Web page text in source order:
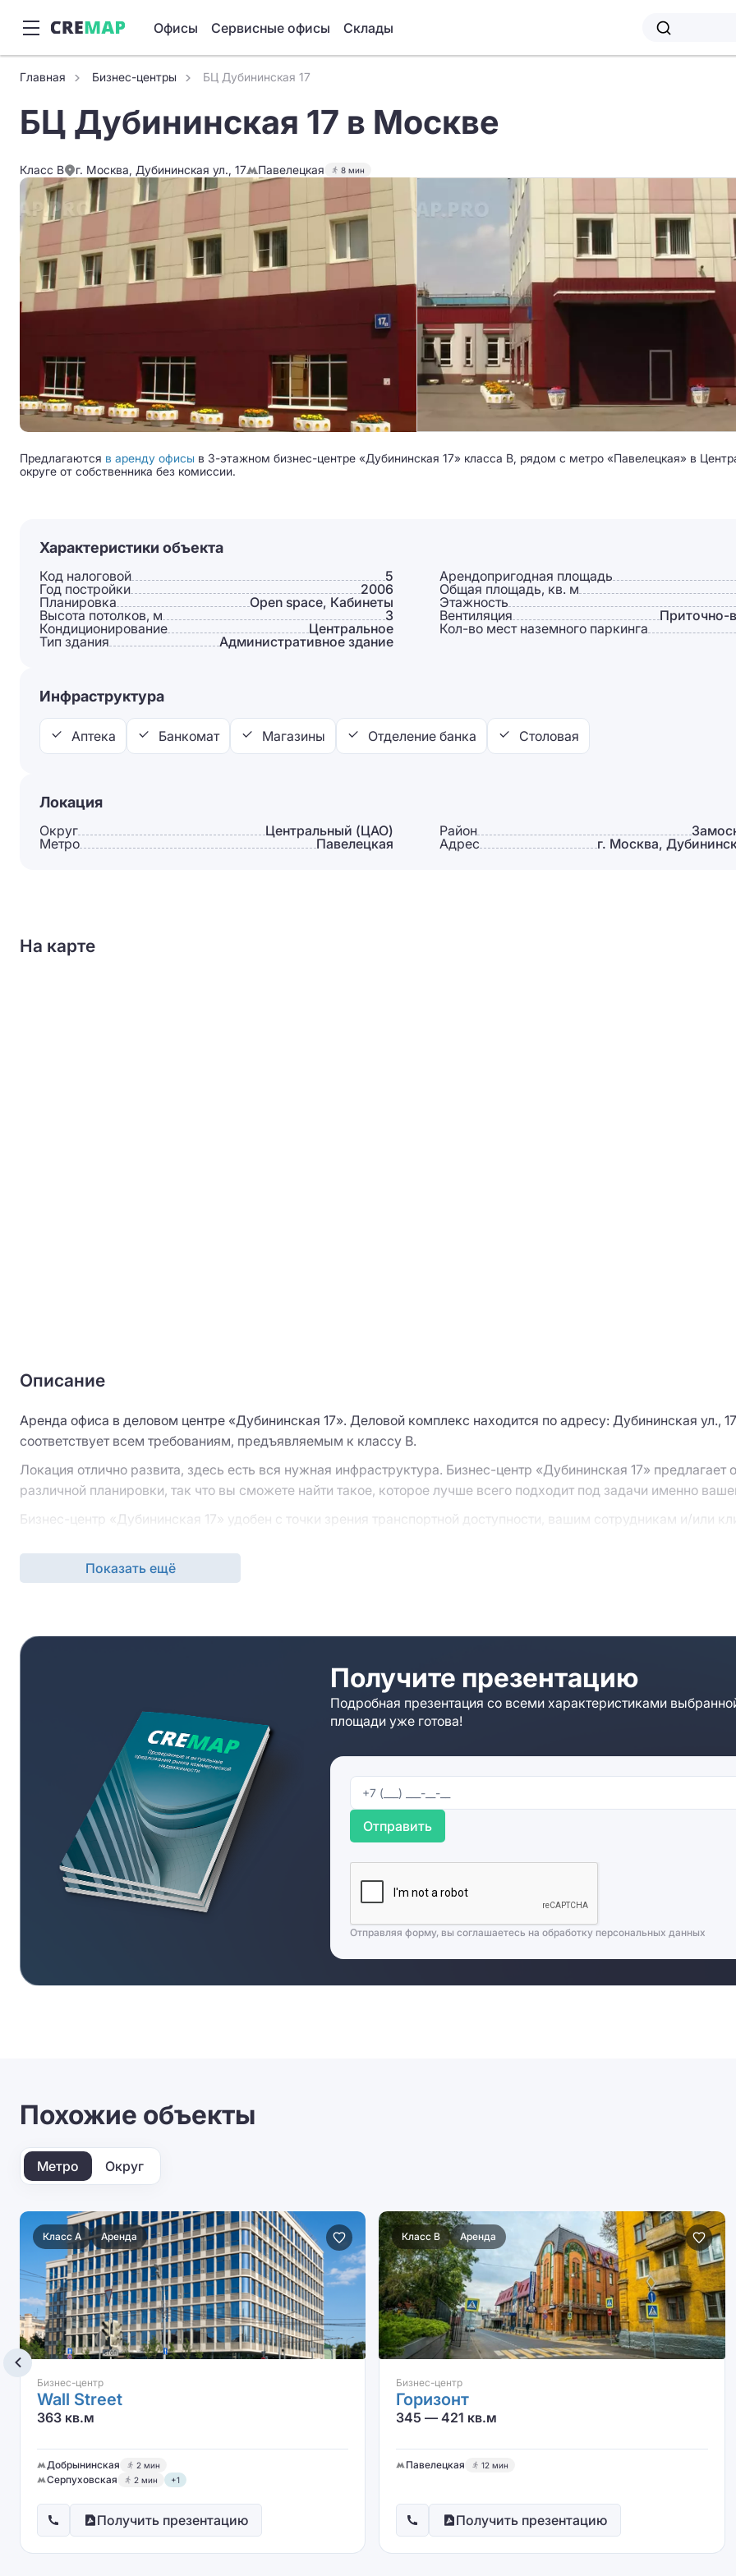
Офисы Сервисные офисы Склады
Главная Бизнес-центры БЦ Дубининская 17
БЦ Дубининская 17 в Москве
Класс B г. Москва, Дубининская ул., 17 Павелецкая 8 мин
Предлагаются в аренду офисы в 3-этажном бизнес-центре «Дубининская 17» класса B, рядом с метро «Павелецкая» в
округе от собственника без комиссии.
Характеристики объекта
Код налоговой 5 Арендопригодная площадь
Год постройки
2006 Общая площадь, кв. м
Планировка
Open space, Кабинеты Этажность
Высота потолков, м
3 Вентиляция
Приточно-
Кондиционирование
Центральное Кол-во мест наземного паркинга
Тип здания
Административное здание
Инфраструктура
Аптека Банкомат Магазины Отделение банка Столовая
Локация
Округ Центральный (ЦАО) Район
Метро
Павелецкая Адрес г. Москва,
На карте
Описание
Аренда офиса в деловом центре «Дубининская 17». Деловой комплекс находится по адресу: Дубининская ул.,
соответствует всем требованиям, предъявляемым к классу B.
Локация отлично развита, здесь есть вся нужная инфраструктура. Бизнес-центр «Дубининская 17» предлагает
различной планировки, так что вы сможете найти такое, которое лучше всего подходит под задачи именно
Бизнес-центр «Дубининская 17» удобен с точки зрения транспортной доступности, вашим сотрудникам и/или
комфортное соседство.
Показать ещё
Получите презентацию
Подробная презентация со всеми характеристиками
площади уже готова!
Отправить
Отправляя форму, вы соглашаетесь на обработку персональных данных
Похожие объекты
Метро Округ
Класс A Аренда
Бизнес-центр
Wall Street
363 кв.м
Добрынинская 2 мин
Серпуховская 2 мин +1
Получить презентацию
Класс B Аренда
Бизнес-центр
Горизонт
345 — 421 кв.м
Павелецкая 12 мин
Получить презентацию